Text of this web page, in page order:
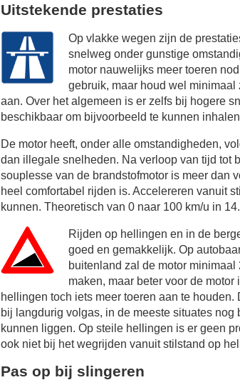
Uitstekende prestaties
Op vlakke wegen zijn de
snelweg onder gunstige
motor nauwelijks meer toeren
gebruik, maar houd wel minimaal
aan. Over het algemeen is er zelfs bij hogere
beschikbaar om bijvoorbeeld te kunnen
De motor heeft, onder alle omstandigheden,
dan illegale snelheden. Na verloop van tijd tot
souplesse van de brandstofmotor is meer dan
heel comfortabel rijden is. Accelereren vanuit
kunnen. Theoretisch van 0 naar 100 km/u in
Rijden op hellingen en in de
goed en gemakkelijk. Op
buitenland zal de motor minimaal
maken, maar beter voor de motor
hellingen toch iets meer toeren aan te houden.
bij langdurig volgas, in de meeste situates nog
kunnen liggen. Op steile hellingen is er geen
ook niet bij het wegrijden vanuit stilstand op
Pas op bij slingeren